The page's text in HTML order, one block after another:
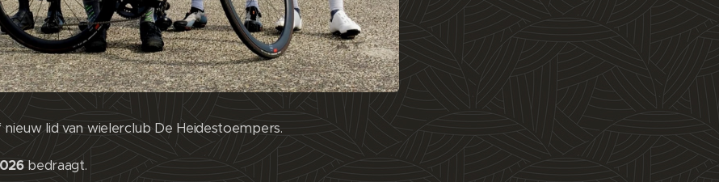
lid van wielerclub De Heidestoempers.
bedraagt.